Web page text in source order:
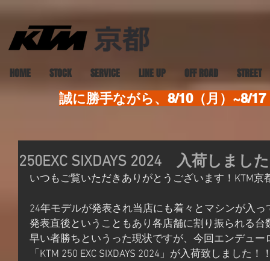
HOME STOCK SERVICE LINE UP OFF ROAD STREET
誠に勝手ながら、8/10（月）~8/
250EXC SIXDAYS 2024 入荷しまし
いつもご覧いただきありがとうございます！KTM京
24年モデルが発表され当店にも着々とマシンが入っ
発表直後ということもあり各店舗に割り振られる台
早い者勝ちというった現状ですが、今回エンデュ
「KTM 250 EXC SIXDAYS 2024」が入荷致しました！